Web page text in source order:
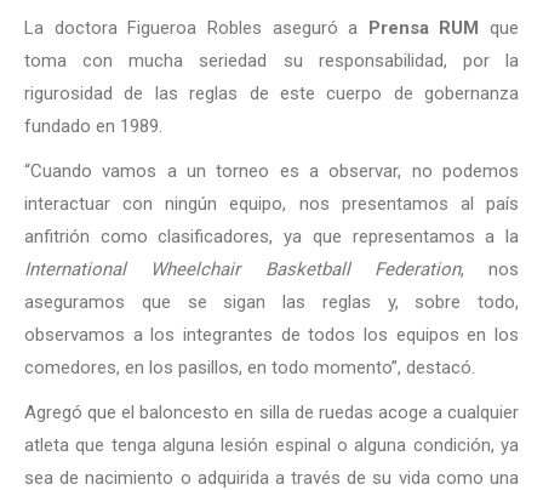
La doctora Figueroa Robles aseguró a Prensa RUM que
toma con mucha seriedad su responsabilidad, por la
rigurosidad de las reglas de este cuerpo de gobernanza
fundado en 1989.
“Cuando vamos a un torneo es a observar, no podemos
interactuar con ningún equipo, nos presentamos al país
anfitrión como clasificadores, ya que representamos a la
International Wheelchair Basketball Federation, nos
aseguramos que se sigan las reglas y, sobre todo,
observamos a los integrantes de todos los equipos en los
comedores, en los pasillos, en todo momento”, destacó.
Agregó que el baloncesto en silla de ruedas acoge a cualquier
atleta que tenga alguna lesión espinal o alguna condición, ya
sea de nacimiento o adquirida a través de su vida como una